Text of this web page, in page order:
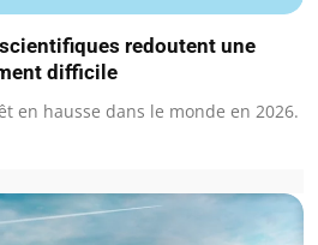
redoutent une
difficile
en hausse dans le monde en 2026.